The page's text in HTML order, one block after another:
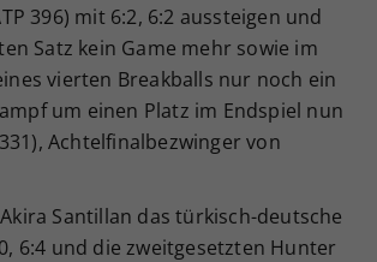
396) mit 6:2, 6:2 aussteigen und
Satz kein Game mehr sowie im
vierten Breakballs nur noch ein
um einen Platz im Endspiel nun
Achtelfinalbezwinger von
Santillan das türkisch-deutsche
6:4 und die zweitgesetzten Hunter